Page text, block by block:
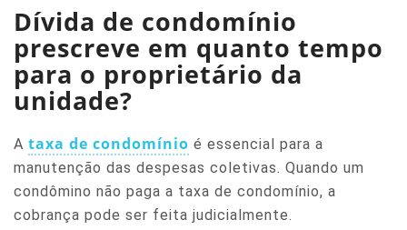
Dívida de condomínio
prescreve em quanto tempo
para o proprietário da
unidade?
A taxa de condomínio é essencial para a
manutenção das despesas coletivas. Quando um
condômino não paga a taxa de condomínio, a
cobrança pode ser feita judicialmente.